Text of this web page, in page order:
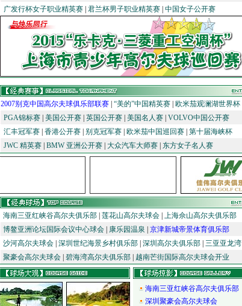
广发行杯女子职业精英赛| 君兰杯男子职业精英赛| 中国女子公开赛
2007别克中国高尔夫球俱乐部联赛| “美的”中国精英赛|
欧米茄观澜湖世界杯
PGA锦标赛| 美国公开赛| 英国公开赛| 美国名人赛| VOLVO中国公开赛
汇丰冠军赛| 香港公开赛| 别克冠军赛| 欧米茄中国巡回赛| 第十届海峡杯
JWC 精英赛| BMW 亚洲公开赛| 大众汽车大师赛| 东方女子名人赛
海南三亚红峡谷高尔夫俱乐部| 莲花山高尔夫球会| 上海佘山高尔夫俱乐部
博鳌亚洲论坛国际会议中心球会| 康乐园温泉
京津新城帝景体育俱乐部
沙河高尔夫球会| 深圳世纪海景乡村俱乐部| 深圳高尔夫俱乐部| 三亚亚龙湾
聚豪会高尔夫球会| 碧海湾高尔夫俱乐部| 越南芒街国际高尔夫球会开业
海南三亚红峡谷高尔夫俱乐部
深圳聚豪会高尔夫球会